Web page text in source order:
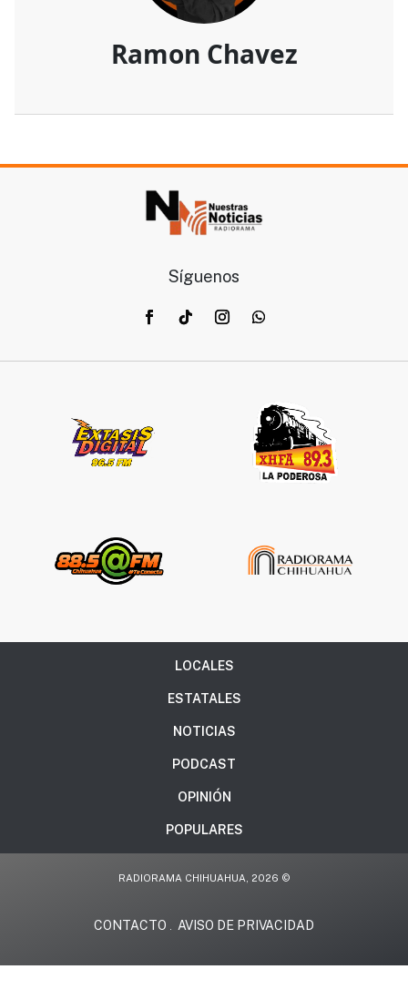
Ramon Chavez
Síguenos
LOCALES
ESTATALES
NOTICIAS
PODCAST
OPINIÓN
POPULARES
RADIORAMA CHIHUAHUA, 2026 ©
CONTACTO AVISO DE PRIVACIDAD